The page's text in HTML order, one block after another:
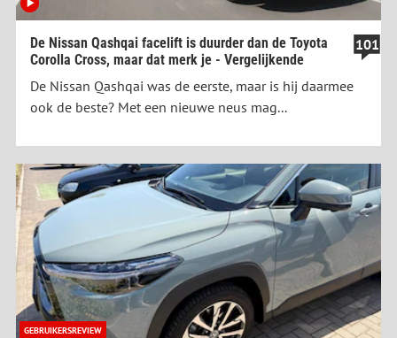
De Nissan Qashqai facelift is duurder dan de Toyota
Corolla Cross, maar dat merk je - Vergelijkende
101
De Nissan Qashqai was de eerste, maar is hij daarmee
ook de beste? Met een nieuwe neus mag...
GEBRUIKERSREVIEW